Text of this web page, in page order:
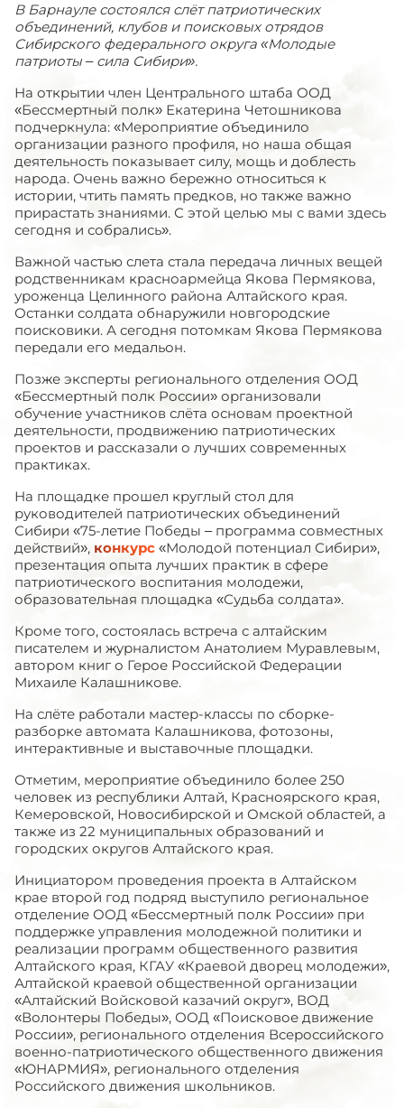
В Барнауле состоялся слёт патриотических
объединений, клубов и поисковых отрядов
Сибирского федерального округа «Молодые
патриоты – сила Сибири».
На открытии член Центрального штаба ООД
«Бессмертный полк» Екатерина Четошникова
подчеркнула: «Мероприятие объединило
организации разного профиля, но наша общая
деятельность показывает силу, мощь и доблесть
народа. Очень важно бережно относиться к
истории, чтить память предков, но также важно
прирастать знаниями. С этой целью мы с вами здесь
сегодня и собрались».
Важной частью слета стала передача личных вещей
родственникам красноармейца Якова Пермякова,
уроженца Целинного района Алтайского края.
Останки солдата обнаружили новгородские
поисковики. А сегодня потомкам Якова Пермякова
передали его медальон.
Позже эксперты регионального отделения ООД
«Бессмертный полк России» организовали
обучение участников слёта основам проектной
деятельности, продвижению патриотических
проектов и рассказали о лучших современных
практиках.
На площадке прошел круглый стол для
руководителей патриотических объединений
Сибири «75-летие Победы – программа совместных
действий», конкурс «Молодой потенциал Сибири»,
презентация опыта лучших практик в сфере
патриотического воспитания молодежи,
образовательная площадка «Судьба солдата».
Кроме того, состоялась встреча с алтайским
писателем и журналистом Анатолием Муравлевым,
автором книг о Герое Российской Федерации
Михаиле Калашникове.
На слёте работали мастер-классы по сборке-
разборке автомата Калашникова, фотозоны,
интерактивные и выставочные площадки.
Отметим, мероприятие объединило более 250
человек из республики Алтай, Красноярского края,
Кемеровской, Новосибирской и Омской областей, а
также из 22 муниципальных образований и
городских округов Алтайского края.
Инициатором проведения проекта в Алтайском
крае второй год подряд выступило региональное
отделение ООД «Бессмертный полк России» при
поддержке управления молодежной политики и
реализации программ общественного развития
Алтайского края, КГАУ «Краевой дворец молодежи»,
Алтайской краевой общественной организации
«Алтайский Войсковой казачий округ», ВОД
«Волонтеры Победы», ООД «Поисковое движение
России», регионального отделения Всероссийского
военно-патриотического общественного движения
«ЮНАРМИЯ», регионального отделения
Российского движения школьников.